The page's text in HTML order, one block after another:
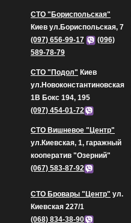
СТО "Бориспольская"
Киев ул.Бориспольская, 7
(097) 656-99-17
(096)
589-78-79
СТО "Подол" Киев
ул.Новоконстантиновская
1В Бокс 194, 195
(097) 454-01-72
СТО Вишневое "Центр"
ул.Киевская, 1, гаражный
кооператив "Озерний"
(067) 583-87-92
СТО Бровары "Центр" ул.
Киевская 227/1
(068) 834-38-90